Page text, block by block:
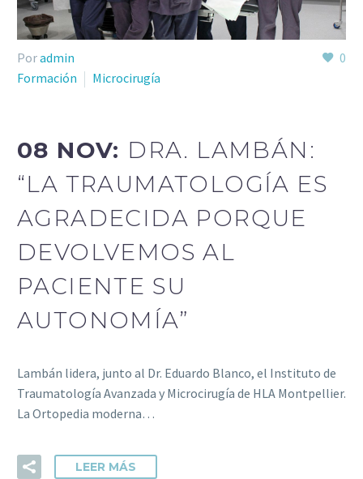
0
Poradmin
Formación
Microcirugía
08 NOV: DRA. LAMBÁN:
“LA TRAUMATOLOGÍA ES
AGRADECIDA PORQUE
DEVOLVEMOS AL
PACIENTE SU
AUTONOMÍA”
Lambán lidera, junto al Dr. Eduardo Blanco, el Instituto de
Traumatología Avanzada y Microcirugía de HLA Montpellier.
La Ortopedia moderna…
LEER MÁS